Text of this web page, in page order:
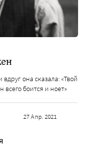
она сказала: «Твой
боится и ноет»
27 Апр. 2021